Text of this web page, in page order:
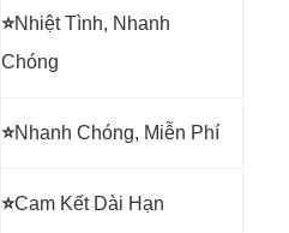
⭐Nhiệt Tình, Nhanh
Chóng
⭐Nhanh Chóng, Miễn Phí
⭐Cam Kết Dài Hạn